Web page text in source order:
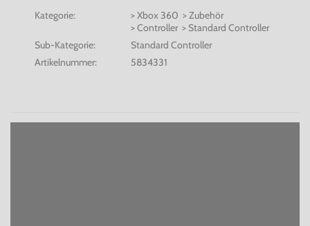
Kategorie:
> Xbox 360 > Zubehör
> Controller > Standard Controller
Sub-Kategorie:
Standard Controller
Artikelnummer:
5834331